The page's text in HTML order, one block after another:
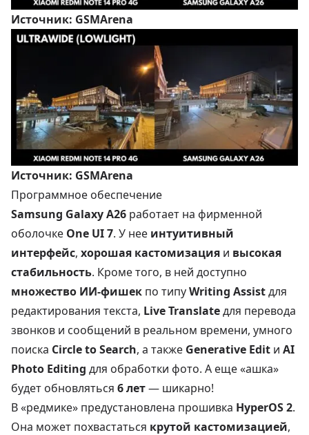
Источник: GSMArena
Источник: GSMArena
Программное обеспечение
Samsung Galaxy A26 работает на фирменной
оболочке One UI 7. У нее интуитивный
интерфейс, хорошая кастомизация и высокая
стабильность. Кроме того, в ней доступно
множество ИИ-фишек по типуWriting Assistдля
редактирования текста, Live Translateдля перевода
звонков и сообщений в реальном времени, умного
поиска Circle to Search, а также Generative Edit и AI
Photo Editing для обработки фото. А еще «ашка»
будет обновляться 6 лет— шикарно!
В «редмике» предустановлена прошивка HyperOS 2.
Она может похвастаться крутой кастомизацией,